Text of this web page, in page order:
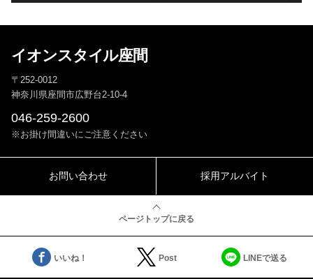
イオンスタイル座間
〒252-0012
神奈川県座間市広野台2-10-4
046-259-2600
※お掛け間違いにご注意ください
お問い合わせ 採用アルバイト
ページトップに戻る
いいね！ Post LINEで送る